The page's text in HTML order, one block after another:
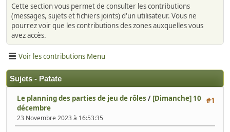
Cette section vous permet de consulter les contributions
(messages, sujets et fichiers joints) d'un utilisateur. Vous ne
pourrez voir que les contributions des zones auxquelles vous
avez accès.
Voir les contributions Menu
Sujets - Patate
#1
Le planning des parties de jeu de rôles / [Dimanche] 10
décembre
23 Novembre 2023 à 16:53:35